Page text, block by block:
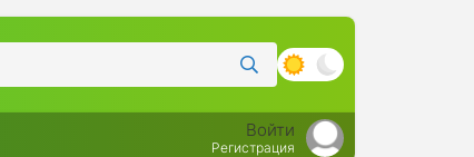
Войти
Регистрация